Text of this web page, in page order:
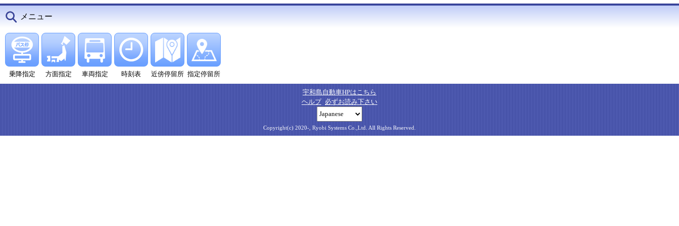
メニュー
乗降指定 方面指定 車両指定 時刻表 近傍停留所 指定停留所
宇和島自動車HPはこちら
ヘルプ 必ずお読み下さい
Copyright(c) 2020-, Ryobi Systems Co.,Ltd. All Rights Reserved.